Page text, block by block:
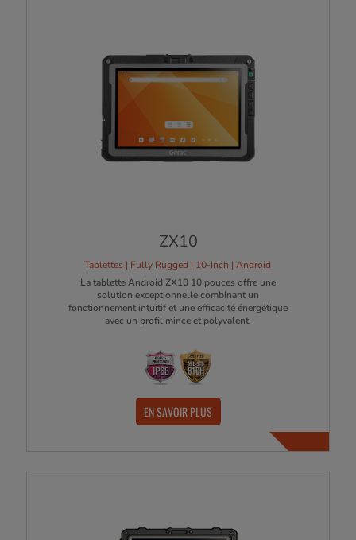
ZX10
Tablettes | Fully Rugged | 10-Inch | Android
La tablette Android ZX10 10 pouces offre une
solution exceptionnelle combinant un
fonctionnement intuitif et une efficacité énergétique
avec un profil mince et polyvalent.
EN SAVOIR PLUS